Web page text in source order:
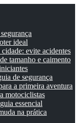
ideal
evite acidentes
tamanho e caimento
de segurança
a primeira aventura
motociclistas
essencial
na prática